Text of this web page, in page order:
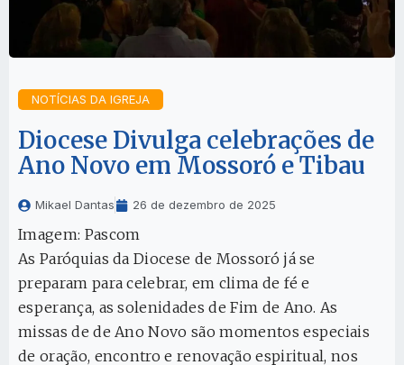
NOTÍCIAS DA IGREJA
Diocese Divulga celebrações de
Ano Novo em Mossoró e Tibau
Mikael Dantas 26 de dezembro de 2025
Imagem: Pascom
As Paróquias da Diocese de Mossoró já se
preparam para celebrar, em clima de fé e
esperança, as solenidades de Fim de Ano. As
missas de de Ano Novo são momentos especiais
de oração, encontro e renovação espiritual, nos